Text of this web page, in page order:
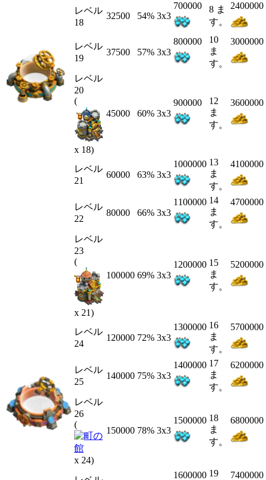
レベル
18
32500 54% 3x3
700000
8 ま
す。
2400000
レベル
19
37500 57% 3x3
800000
10
ま
す。
3000000
レベル
20
(
x 18)
45000 60% 3x3
900000
12
ま
す。
3600000
レベル
21
60000 63% 3x3
1000000 13
ま
す。
4100000
レベル
22
80000 66% 3x3
1100000 14
ま
す。
4700000
レベル
23
(
x 21)
100000 69% 3x3
1200000 15
ま
す。
5200000
レベル
24
120000 72% 3x3
1300000 16
ま
す。
5700000
レベル
25
140000 75% 3x3
1400000 17
ま
す。
6200000
レベル
26
(
x 24)
150000 78% 3x3
1500000 18
ま
す。
6800000
1600000 19
7400000